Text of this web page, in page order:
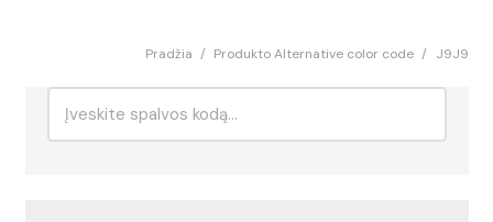
Pradžia / Produkto Alternative color code / J9J9